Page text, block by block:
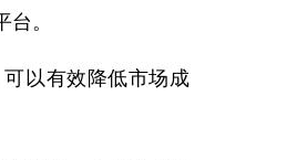
。
以有效降低市场成